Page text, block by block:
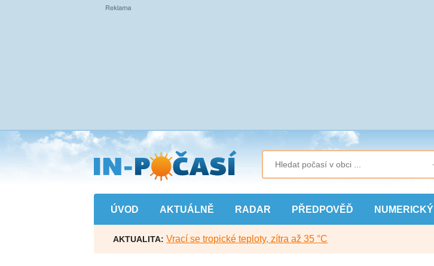
Přejít
na
hlavní
obsah
ÚVOD AKTUÁLNĚ RADAR PŘEDPOVĚĎ NUMERICKÝ
AKTUALITA: Vrací se tropické teploty, zítra až 35 °C